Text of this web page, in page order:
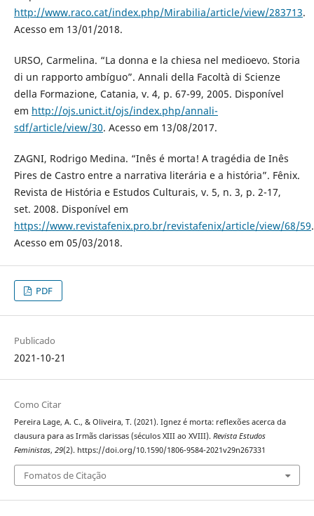
http://www.raco.cat/index.php/Mirabilia/article/view/283713.
Acesso em 13/01/2018.
URSO, Carmelina. “La donna e la chiesa nel medioevo. Storia
di un rapporto ambíguo”. Annali della Facoltà di Scienze
della Formazione, Catania, v. 4, p. 67-99, 2005. Disponível
em http://ojs.unict.it/ojs/index.php/annali-
sdf/article/view/30. Acesso em 13/08/2017.
ZAGNI, Rodrigo Medina. “Inês é morta! A tragédia de Inês
Pires de Castro entre a narrativa literária e a história”. Fênix.
Revista de História e Estudos Culturais, v. 5, n. 3, p. 2-17,
set. 2008. Disponível em
https://www.revistafenix.pro.br/revistafenix/article/view/68/59.
Acesso em 05/03/2018.
PDF
Publicado
2021-10-21
Como Citar
Pereira Lage, A. C., & Oliveira, T. (2021). Ignez é morta: reflexões acerca da
clausura para as Irmãs clarissas (séculos XIII ao XVIII). Revista Estudos
Feministas, 29(2). https://doi.org/10.1590/1806-9584-2021v29n267331
Fomatos de Citação